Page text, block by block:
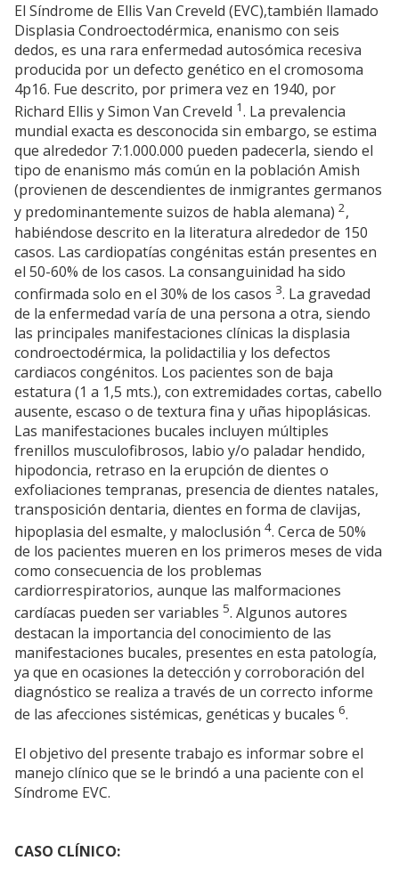
El Síndrome de Ellis Van Creveld (EVC),también llamado
Displasia Condroectodérmica, enanismo con seis
dedos, es una rara enfermedad autosómica recesiva
producida por un defecto genético en el cromosoma
4p16. Fue descrito, por primera vez en 1940, por
Richard Ellis y Simon Van Creveld 1. La prevalencia
mundial exacta es desconocida sin embargo, se estima
que alrededor 7:1.000.000 pueden padecerla, siendo el
tipo de enanismo más común en la población Amish
(provienen de descendientes de inmigrantes germanos
y predominantemente suizos de habla alemana) 2,
habiéndose descrito en la literatura alrededor de 150
casos. Las cardiopatías congénitas están presentes en
el 50-60% de los casos. La consanguinidad ha sido
confirmada solo en el 30% de los casos 3. La gravedad
de la enfermedad varía de una persona a otra, siendo
las principales manifestaciones clínicas la displasia
condroectodérmica, la polidactilia y los defectos
cardiacos congénitos. Los pacientes son de baja
estatura (1 a 1,5 mts.), con extremidades cortas, cabello
ausente, escaso o de textura fina y uñas hipoplásicas.
Las manifestaciones bucales incluyen múltiples
frenillos musculofibrosos, labio y/o paladar hendido,
hipodoncia, retraso en la erupción de dientes o
exfoliaciones tempranas, presencia de dientes natales,
transposición dentaria, dientes en forma de clavijas,
hipoplasia del esmalte, y maloclusión 4. Cerca de 50%
de los pacientes mueren en los primeros meses de vida
como consecuencia de los problemas
cardiorrespiratorios, aunque las malformaciones
cardíacas pueden ser variables 5. Algunos autores
destacan la importancia del conocimiento de las
manifestaciones bucales, presentes en esta patología,
ya que en ocasiones la detección y corroboración del
diagnóstico se realiza a través de un correcto informe
de las afecciones sistémicas, genéticas y bucales 6.
El objetivo del presente trabajo es informar sobre el
manejo clínico que se le brindó a una paciente con el
Síndrome EVC.
CASO CLÍNICO: